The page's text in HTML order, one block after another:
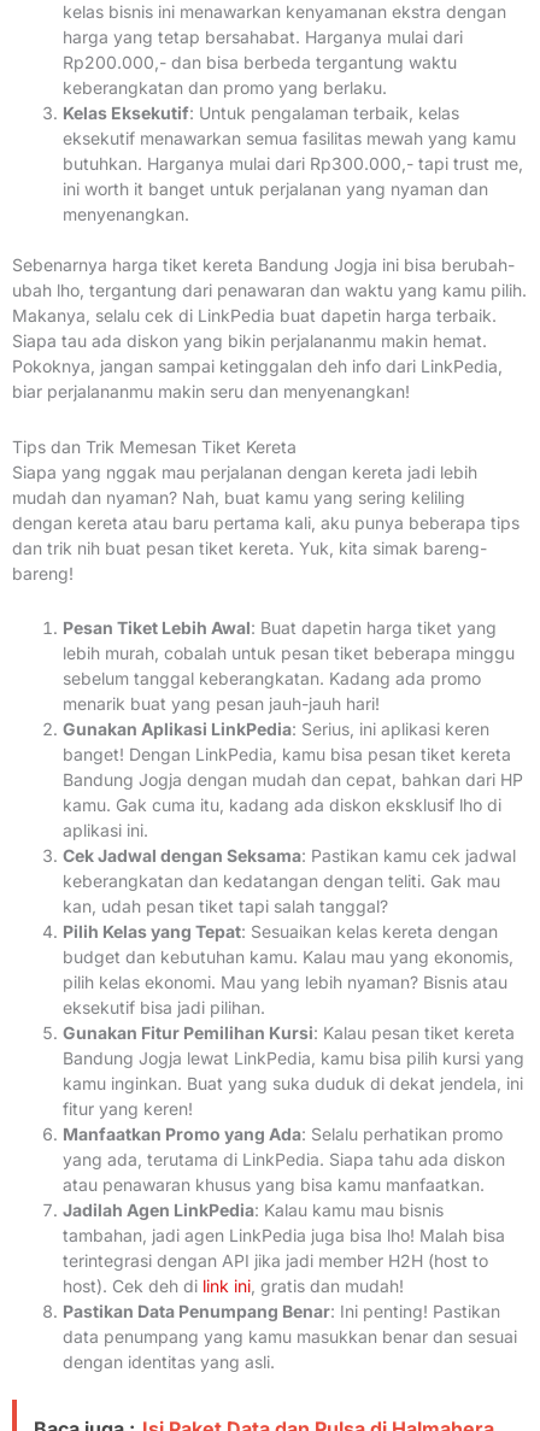
kelas bisnis ini menawarkan kenyamanan ekstra dengan
harga yang tetap bersahabat. Harganya mulai dari
Rp200.000,- dan bisa berbeda tergantung waktu
keberangkatan dan promo yang berlaku.
Kelas Eksekutif: Untuk pengalaman terbaik, kelas
eksekutif menawarkan semua fasilitas mewah yang kamu
butuhkan. Harganya mulai dari Rp300.000,- tapi trust me,
ini worth it banget untuk perjalanan yang nyaman dan
menyenangkan.
Sebenarnya harga tiket kereta Bandung Jogja ini bisa berubah-
ubah lho, tergantung dari penawaran dan waktu yang kamu pilih.
Makanya, selalu cek di LinkPedia buat dapetin harga terbaik.
Siapa tau ada diskon yang bikin perjalananmu makin hemat.
Pokoknya, jangan sampai ketinggalan deh info dari LinkPedia,
biar perjalananmu makin seru dan menyenangkan!
Tips dan Trik Memesan Tiket Kereta
Siapa yang nggak mau perjalanan dengan kereta jadi lebih
mudah dan nyaman? Nah, buat kamu yang sering keliling
dengan kereta atau baru pertama kali, aku punya beberapa tips
dan trik nih buat pesan tiket kereta. Yuk, kita simak bareng-
bareng!
Pesan Tiket Lebih Awal: Buat dapetin harga tiket yang
lebih murah, cobalah untuk pesan tiket beberapa minggu
sebelum tanggal keberangkatan. Kadang ada promo
menarik buat yang pesan jauh-jauh hari!
Gunakan Aplikasi LinkPedia: Serius, ini aplikasi keren
banget! Dengan LinkPedia, kamu bisa pesan tiket kereta
Bandung Jogja dengan mudah dan cepat, bahkan dari HP
kamu. Gak cuma itu, kadang ada diskon eksklusif lho di
aplikasi ini.
Cek Jadwal dengan Seksama: Pastikan kamu cek jadwal
keberangkatan dan kedatangan dengan teliti. Gak mau
kan, udah pesan tiket tapi salah tanggal?
Pilih Kelas yang Tepat: Sesuaikan kelas kereta dengan
budget dan kebutuhan kamu. Kalau mau yang ekonomis,
pilih kelas ekonomi. Mau yang lebih nyaman? Bisnis atau
eksekutif bisa jadi pilihan.
Gunakan Fitur Pemilihan Kursi: Kalau pesan tiket kereta
Bandung Jogja lewat LinkPedia, kamu bisa pilih kursi yang
kamu inginkan. Buat yang suka duduk di dekat jendela, ini
fitur yang keren!
Manfaatkan Promo yang Ada: Selalu perhatikan promo
yang ada, terutama di LinkPedia. Siapa tahu ada diskon
atau penawaran khusus yang bisa kamu manfaatkan.
Jadilah Agen LinkPedia: Kalau kamu mau bisnis
tambahan, jadi agen LinkPedia juga bisa lho! Malah bisa
terintegrasi dengan API jika jadi member H2H (host to
host). Cek deh di link ini , gratis dan mudah!
Pastikan Data Penumpang Benar: Ini penting! Pastikan
data penumpang yang kamu masukkan benar dan sesuai
dengan identitas yang asli.